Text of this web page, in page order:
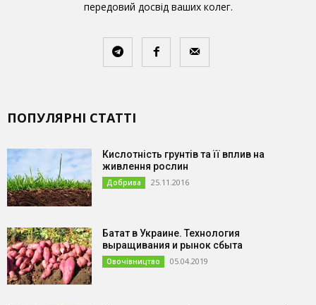
передовий досвід ваших колег.
ПОПУЛЯРНІ СТАТТІ
Кислотність грунтів та її вплив на
живлення рослин
Добрива 25.11.2016
Батат в Украине. Технология
выращивания и рынок сбыта
Овочівництво 05.04.2019